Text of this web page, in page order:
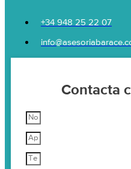
+34 948 25 22 07
Contacta